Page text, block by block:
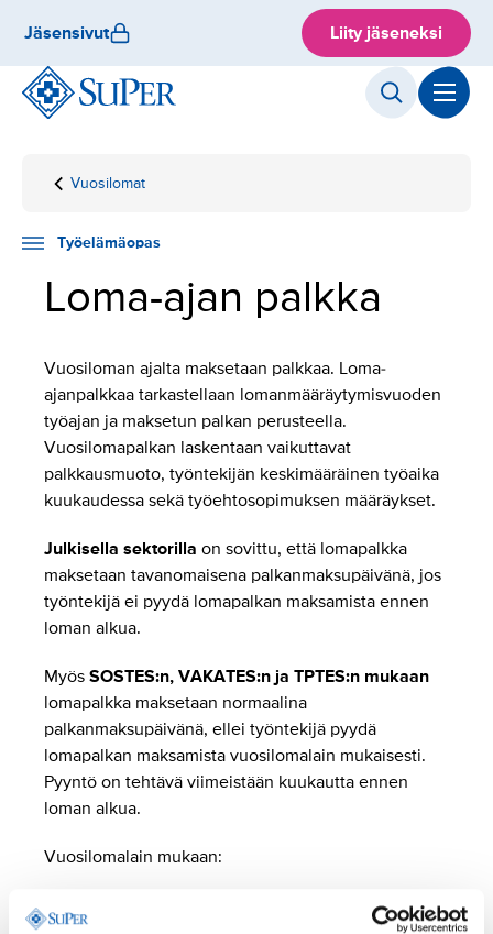
sisältöön
Jäsensivut Liity jäseneksi
Etusivu
Työelämäopas
Työsuhdeasiat
Vuosilomat
Loma-
palkka
Työelämäopas
Loma-ajan palkka
Vuosiloman ajalta maksetaan palkkaa. Loma-
ajanpalkkaa tarkastellaan lomanmääräytymisvuoden
työajan ja maksetun palkan perusteella.
Vuosilomapalkan laskentaan vaikuttavat
palkkausmuoto, työntekijän keskimääräinen työaika
kuukaudessa sekä työehtosopimuksen määräykset.
Julkisella sektorilla on sovittu, että lomapalkka
maksetaan tavanomaisena palkanmaksupäivänä, jos
työntekijä ei pyydä lomapalkan maksamista ennen
loman alkua.
Myös SOSTES:n, VAKATES:n ja TPTES:n mukaan
lomapalkka maksetaan normaalina
palkanmaksupäivänä, ellei työntekijä pyydä
lomapalkan maksamista vuosilomalain mukaisesti.
Pyyntö on tehtävä viimeistään kuukautta ennen
loman alkua.
Vuosilomalain mukaan:
Lomapalkka maksetaan ennen loman alkamista.